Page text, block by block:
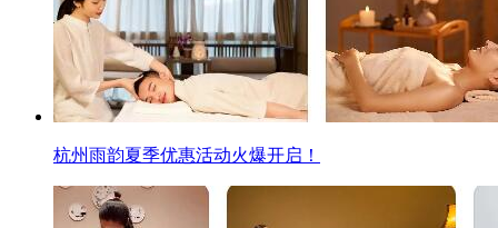
杭州雨韵夏季优惠活动火爆开启！